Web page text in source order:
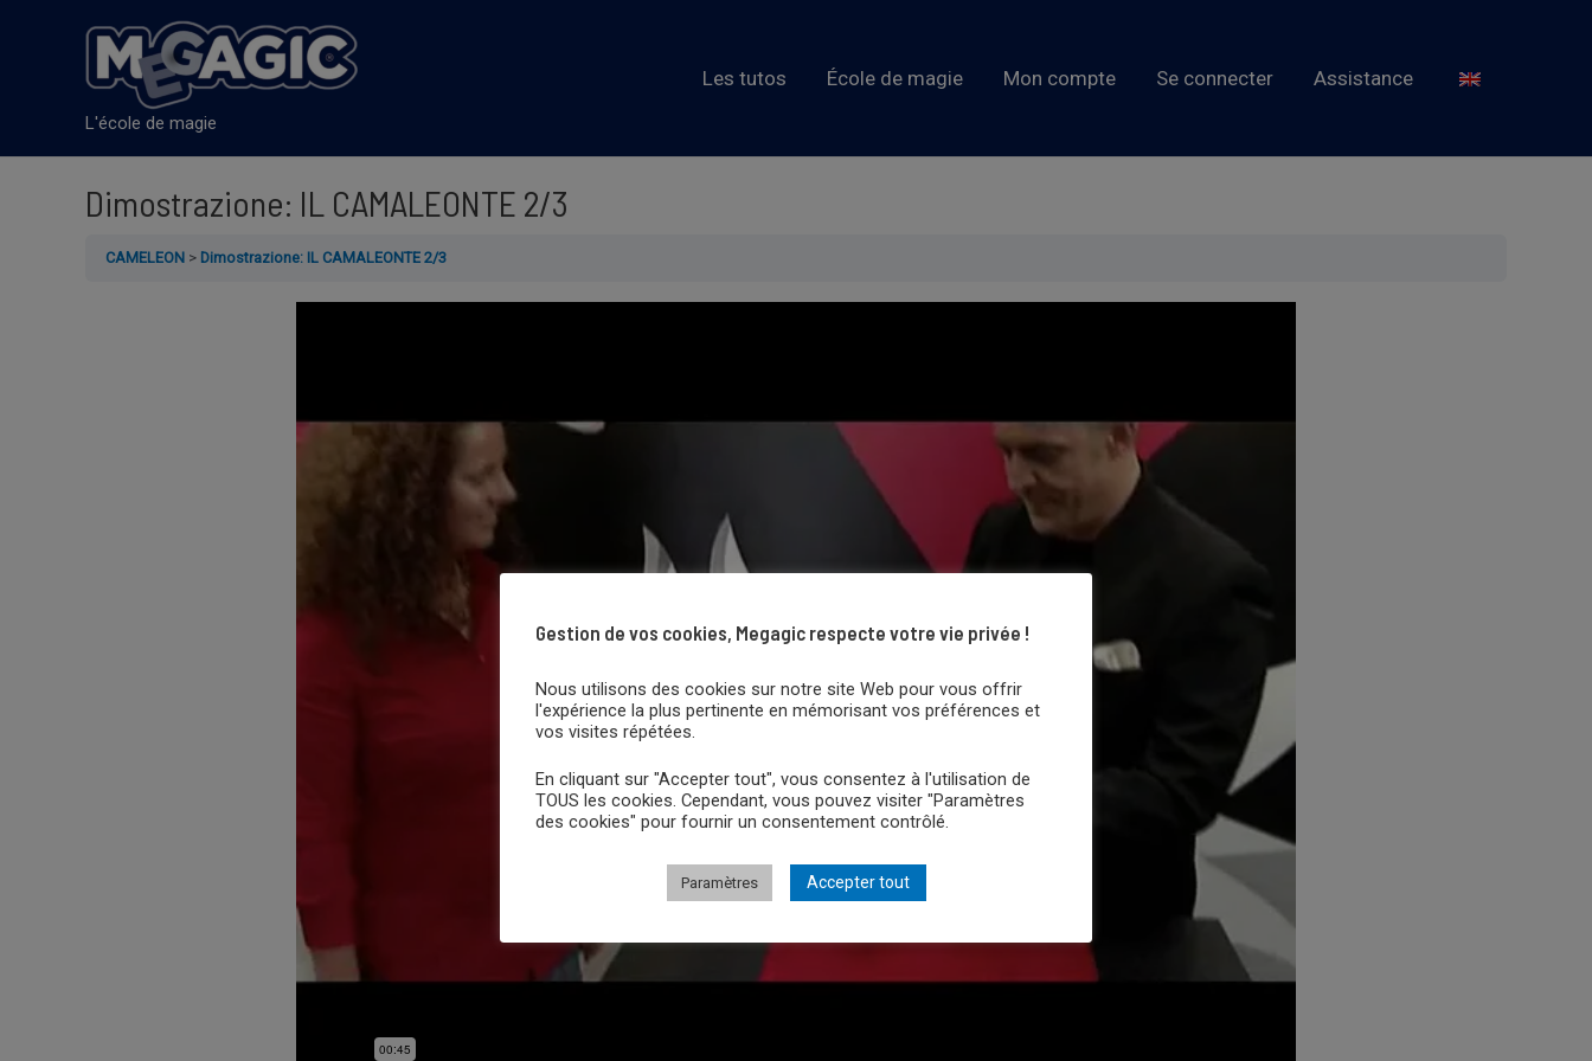
L'école de magie
Les tutos École de magie Mon compte Se connecter Assistance
Dimostrazione: IL CAMALEONTE 2/3
CAMELEON Dimostrazione: IL CAMALEONTE 2/3
Gestion de vos cookies, Megagic respecte votre vie privée !
Nous utilisons des cookies sur notre site Web pour vous offrir
l'expérience la plus pertinente en mémorisant vos préférences et
vos visites répétées.
En cliquant sur "Accepter tout", vous consentez à l'utilisation de
TOUS les cookies. Cependant, vous pouvez visiter "Paramètres
des cookies" pour fournir un consentement contrôlé.
Paramètres Accepter tout